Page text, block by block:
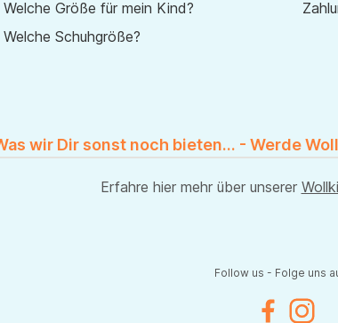
Welche Größe für mein Kind?
Welche Schuhgröße?
wir Dir sonst noch bieten... - Werde
Erfahre hier mehr über unserer
Follow us - Folge uns
FacebookInstagram